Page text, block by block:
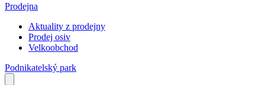
Prodejna
Aktuality z prodejny
Prodej osiv
Velkoobchod
Podnikatelský park